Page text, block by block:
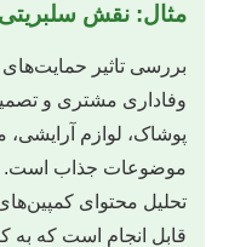
مثال: نقش
بررسی تاثیر حمایت‌های
وفاداری مشتری و
پوشاک، لوازم آرایشی،
موضوعات جذاب است.
تحلیل محتوای کمپین‌های
قابل انجام است که به